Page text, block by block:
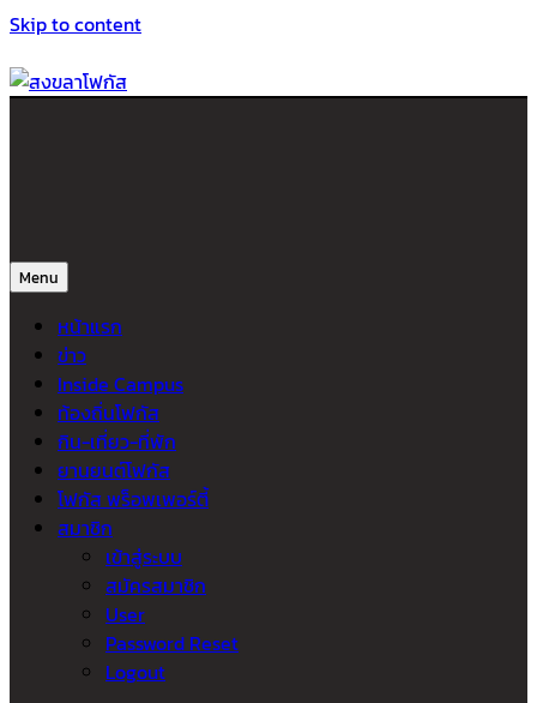
Skip to content
Menu
หน้าแรก
ข่าว
Inside Campus
ท้องถิ่นโฟกัส
กิน-เที่ยว-ที่พัก
ยานยนต์โฟกัส
โฟกัส พร็อพเพอร์ตี้
สมาชิก
เข้าสู่ระบบ
สมัครสมาชิก
User
Password Reset
Logout